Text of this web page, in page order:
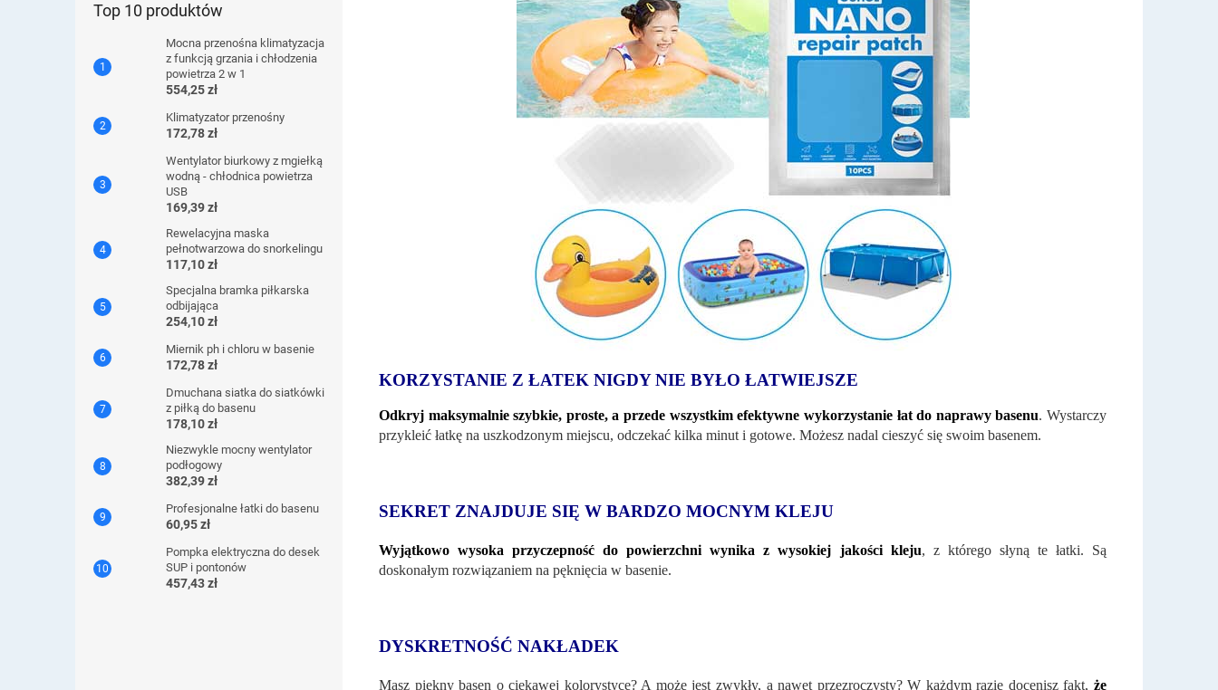
Top 10 produktów
Mocna przenośna klimatyzacja
z funkcją grzania i chłodzenia
powietrza 2 w 1
554,25 zł
Klimatyzator przenośny
172,78 zł
Wentylator biurkowy z mgiełką
wodną - chłodnica powietrza
USB
169,39 zł
Rewelacyjna maska ​​
pełnotwarzowa do snorkelingu
117,10 zł
Specjalna bramka piłkarska
odbijająca
254,10 zł
Miernik ph i chloru w basenie
172,78 zł
Dmuchana siatka do siatkówki
z piłką do basenu
178,10 zł
Niezwykle mocny wentylator
podłogowy
382,39 zł
Profesjonalne łatki do basenu
60,95 zł
Pompka elektryczna do desek
SUP i pontonów
457,43 zł
KORZYSTANIE Z ŁATEK NIGDY NIE BYŁO ŁATWIEJSZE
Odkryj maksymalnie szybkie, proste, a przede wszystkim efektywne wykorzystanie łat do naprawy basenu. Wystarczy
przykleić łatkę na uszkodzonym miejscu, odczekać kilka minut i gotowe. Możesz nadal cieszyć się swoim basenem.
SEKRET ZNAJDUJE SIĘ W BARDZO MOCNYM KLEJU
Wyjątkowo wysoka przyczepność do powierzchni wynika z wysokiej jakości kleju, z którego słyną te łatki. Są
doskonałym rozwiązaniem na pęknięcia w basenie.
DYSKRETNOŚĆ NAKŁADEK
Masz piękny basen o ciekawej kolorystyce? A może jest zwykły, a nawet przezroczysty? W każdym razie docenisz fakt, że